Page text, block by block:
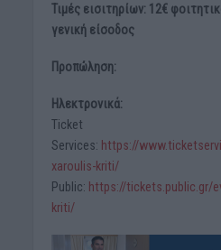
Τιμές εισιτηρίων: 12€
γενική είσοδος
Προπώληση:
Ηλεκτρονικά:
Ticket
Services: https://
xaroulis-kriti/
Public: https://tickets.public.gr/
kriti/